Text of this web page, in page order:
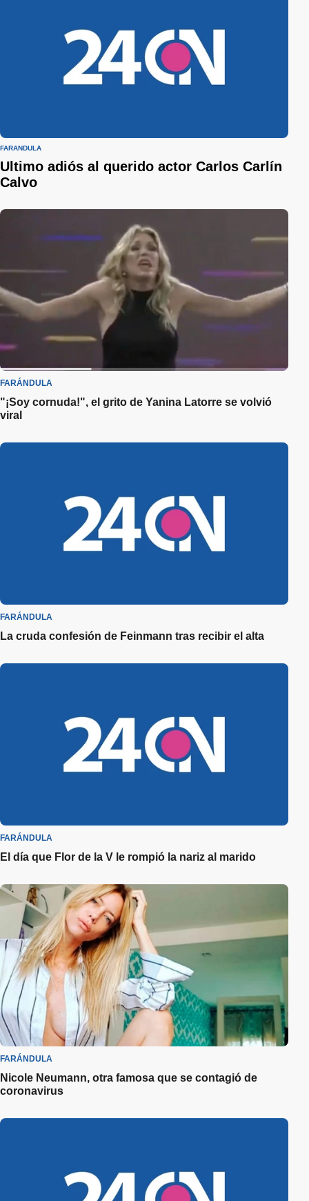
FARÁNDULA
Ultimo adiós al querido actor Carlos Carlín
Calvo
FARÁNDULA
"¡Soy cornuda!", el grito de Yanina Latorre se volvió
viral
FARÁNDULA
La cruda confesión de Feinmann tras recibir el alta
FARÁNDULA
El día que Flor de la V le rompió la nariz al marido
FARÁNDULA
Nicole Neumann, otra famosa que se contagió de
coronavirus